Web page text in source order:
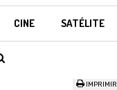
CINE SATÉLITE
IMPRIMIR